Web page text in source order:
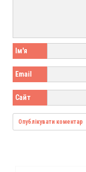
Ім'я
Email
Сайт